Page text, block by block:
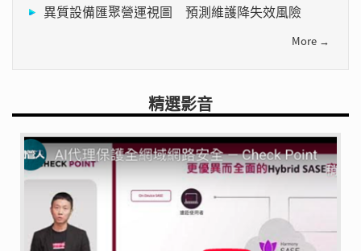
異質設備匯聚營運視圖 預測維護降失效風險
More →
精選影音